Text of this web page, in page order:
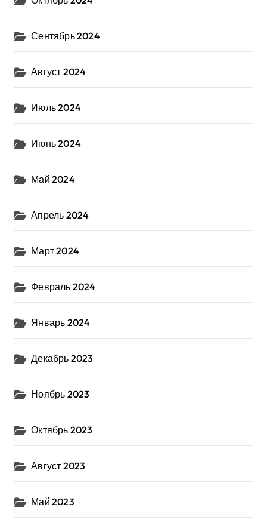
Сентябрь 2024
Август 2024
Июль 2024
Июнь 2024
Май 2024
Апрель 2024
Март 2024
Февраль 2024
Январь 2024
Декабрь 2023
Ноябрь 2023
Октябрь 2023
Август 2023
Май 2023